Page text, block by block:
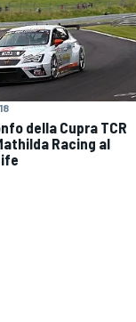
della Cupra TCR
Racing al